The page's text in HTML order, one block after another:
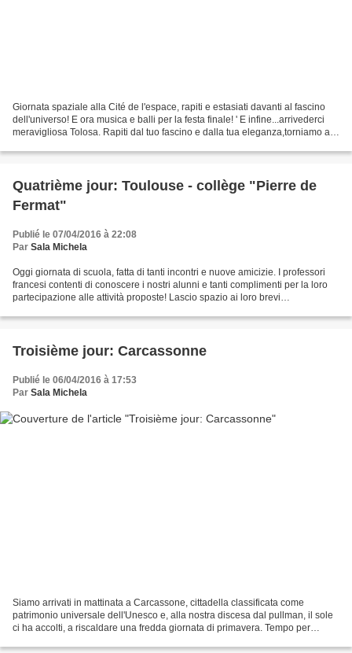
Giornata spaziale alla Cité de l'espace, rapiti e estasiati davanti al fascino
dell'universo! E ora musica e balli per la festa finale! ' E infine...arrivederci
meravigliosa Tolosa. Rapiti dal tuo fascino e dalla tua eleganza,torniamo a
Quatrième jour: Toulouse - collège "Pierre de
Fermat"
Publié le 07/04/2016 à 22:08
Par Sala Michela
Oggi giornata di scuola, fatta di tanti incontri e nuove amicizie. I professori
francesi contenti di conoscere i nostri alunni e tanti complimenti per la loro
partecipazione alle attività proposte! Lascio spazio ai loro brevi
Troisième jour: Carcassonne
Publié le 06/04/2016 à 17:53
Par Sala Michela
Siamo arrivati in mattinata a Carcassone, cittadella classificata come
patrimonio universale dell'Unesco e, alla nostra discesa dal pullman, il sole
ci ha accolti, a riscaldare una fredda giornata di primavera. Tempo per